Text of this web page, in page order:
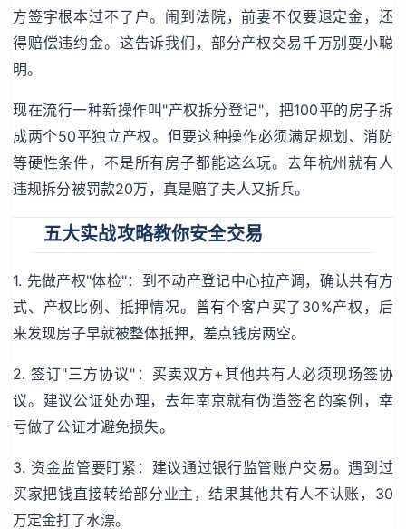
方签字根本过不了户。闹到法院，前妻不仅要退定金，还
得赔偿违约金。这告诉我们，部分产权交易千万别耍小聪
明。
现在流行一种新操作叫"产权拆分登记"，把100平的房子拆
成两个50平独立产权。但要这种操作必须满足规划、消防
等硬性条件，不是所有房子都能这么玩。去年杭州就有人
违规拆分被罚款20万，真是赔了夫人又折兵。
五大实战攻略教你安全交易
1. 先做产权"体检"：到不动产登记中心拉产调，确认共有方
式、产权比例、抵押情况。曾有个客户买了30%产权，后
来发现房子早就被整体抵押，差点钱房两空。
2. 签订"三方协议"：买卖双方+其他共有人必须现场签协
议。建议公证处办理，去年南京就有伪造签名的案例，幸
亏做了公证才避免损失。
3. 资金监管要盯紧：建议通过银行监管账户交易。遇到过
买家把钱直接转给部分业主，结果其他共有人不认账，30
万定金打了水漂。